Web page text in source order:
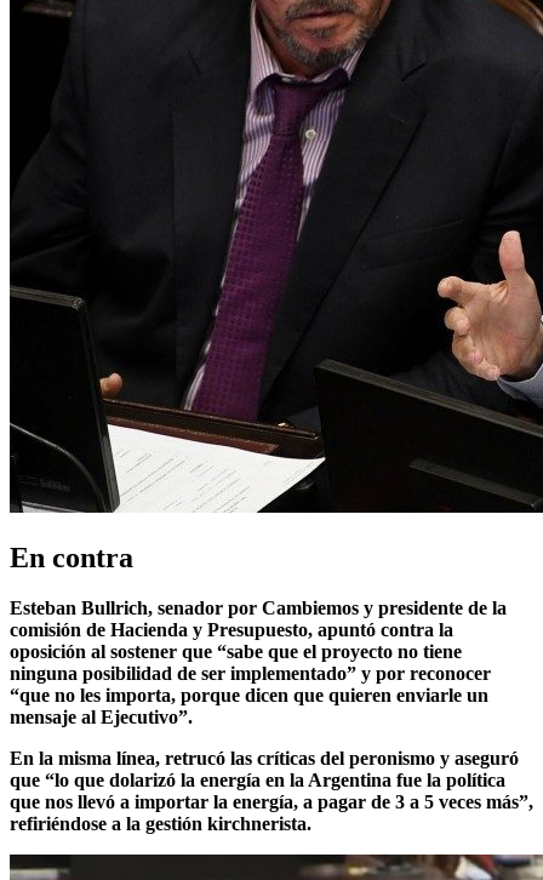
En contra
Esteban Bullrich, senador por Cambiemos y presidente de la
comisión de Hacienda y Presupuesto, apuntó contra la
oposición al sostener que “sabe que el proyecto no tiene
ninguna posibilidad de ser implementado” y por reconocer
“que no les importa, porque dicen que quieren enviarle un
mensaje al Ejecutivo”.
En la misma línea, retrucó las críticas del peronismo y aseguró
que “lo que dolarizó la energía en la Argentina fue la política
que nos llevó a importar la energía, a pagar de 3 a 5 veces más”,
refiriéndose a la gestión kirchnerista.